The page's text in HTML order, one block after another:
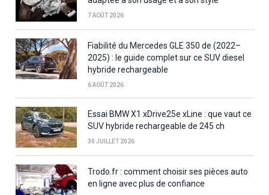
7 AOÛT 2026
Fiabilité du Mercedes GLE 350 de (2022–
2025) : le guide complet sur ce SUV diesel
hybride rechargeable
6 AOÛT 2026
Essai BMW X1 xDrive25e xLine : que vaut ce
SUV hybride rechargeable de 245 ch
30 JUILLET 2026
Trodo.fr : comment choisir ses pièces auto
en ligne avec plus de confiance